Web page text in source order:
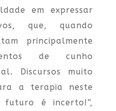
em expressar
que, quando
principalmente
de cunho
Discursos muito
a terapia neste
futuro é incerto!”,